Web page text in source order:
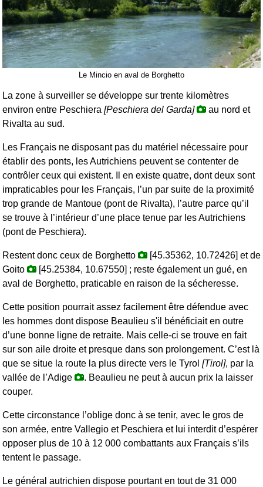
Le Mincio en aval de Borghetto
La zone à surveiller se développe sur trente kilomètres
environ entre Peschiera [Peschiera del Garda]
au nord et
Rivalta au sud.
Les Français ne disposant pas du matériel nécessaire pour
établir des ponts, les Autrichiens peuvent se contenter de
contrôler ceux qui existent. Il en existe quatre, dont deux sont
impraticables pour les Français, l’un par suite de la proximité
trop grande de Mantoue (pont de Rivalta), l’autre parce qu’il
se trouve à l’intérieur d’une place tenue par les Autrichiens
(pont de Peschiera).
Restent donc ceux de Borghetto
[45.35362, 10.72426] et de
Goito
[45.25384, 10.67550] ; reste également un gué, en
aval de Borghetto, praticable en raison de la sécheresse.
Cette position pourrait assez facilement être défendue avec
les hommes dont dispose Beaulieu s'il bénéficiait en outre
d’une bonne ligne de retraite. Mais celle-ci se trouve en fait
sur son aile droite et presque dans son prolongement. C’est là
que se situe la route la plus directe vers le Tyrol [Tirol], par la
vallée de l’Adige
. Beaulieu ne peut à aucun prix la laisser
couper.
Cette circonstance l’oblige donc à se tenir, avec le gros de
son armée, entre Vallegio et Peschiera et lui interdit d’espérer
opposer plus de 10 à 12 000 combattants aux Français s’ils
tentent le passage.
Le général autrichien dispose pourtant en tout de 31 000